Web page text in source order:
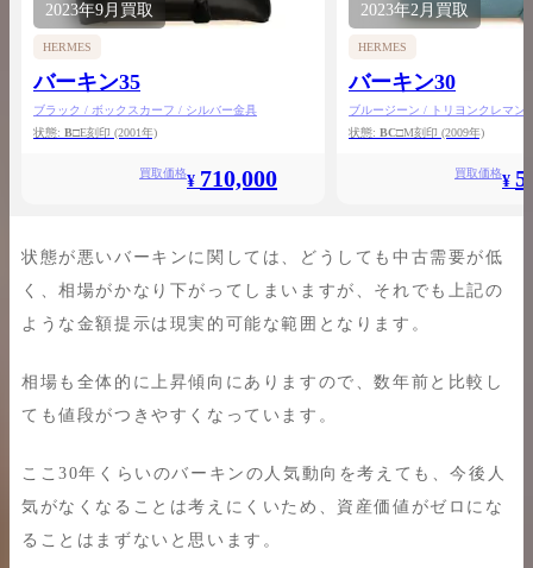
2023年9月 買取
HERMES
バーキン35
ブラック / ボックスカーフ / シルバー金具
状態: B□E刻印 (2001年)
買取価格¥ 710,000
2023年2月 買取
HERMES
バーキン30
ブルージーン / トリヨンクレマン
状態: BC□M刻印 (2009年)
買取価格¥
状態が悪いバーキンに関しては、どうしても中古需要が低
く、相場がかなり下がってしまいますが、それでも上記の
ような金額提示は現実的可能な範囲となります。
相場も全体的に上昇傾向にありますので、数年前と比較し
ても値段がつきやすくなっています。
ここ30年くらいのバーキンの人気動向を考えても、今後人
気がなくなることは考えにくいため、資産価値がゼロにな
ることはまずないと思います。